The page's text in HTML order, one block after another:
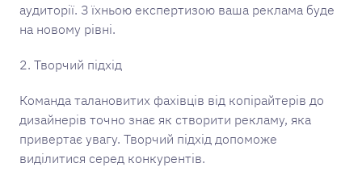
аудиторії. З їхньою експертизою ваша реклама буде
на новому рівні.
2. Творчий підхід
Команда талановитих фахівців від копірайтерів до
дизайнерів точно знає як створити рекламу, яка
привертає увагу. Творчий підхід допоможе
виділитися серед конкурентів.